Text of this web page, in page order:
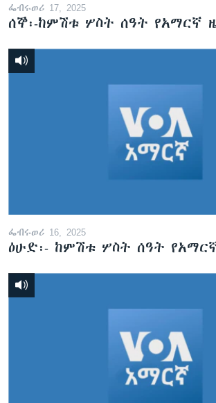
ፌብሩወሪ 17, 2025
ሰኞ፡-ከምሽቱ ሦስት ሰዓት የአማርኛ
ፌብሩወሪ 16, 2025
ዕሁድ፡- ከምሽቱ ሦስት ሰዓት